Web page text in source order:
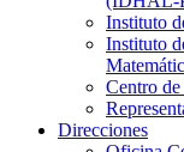
Instituto
Instituto
Centro
Direcciones